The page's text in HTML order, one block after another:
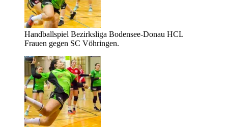
Handballspiel Bezirksliga Bodensee-Donau HCL
Frauen gegen SC Vöhringen.